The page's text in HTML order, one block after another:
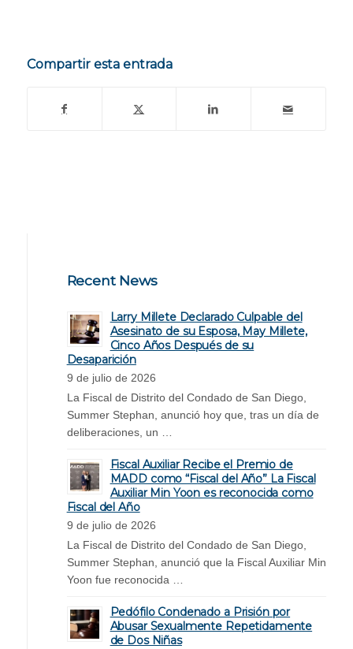
Compartir esta entrada
Recent News
Larry Millete Declarado Culpable del
Asesinato de su Esposa, May Millete,
Cinco Años Después de su
Desaparición
9 de julio de 2026
La Fiscal de Distrito del Condado de San Diego,
Summer Stephan, anunció hoy que, tras un día de
deliberaciones, un …
Fiscal Auxiliar Recibe el Premio de
MADD como “Fiscal del Año” La Fiscal
Auxiliar Min Yoon es reconocida como
Fiscal del Año
9 de julio de 2026
La Fiscal de Distrito del Condado de San Diego,
Summer Stephan, anunció que la Fiscal Auxiliar Min
Yoon fue reconocida …
Pedófilo Condenado a Prisión por
Abusar Sexualmente Repetidamente
de Dos Niñas